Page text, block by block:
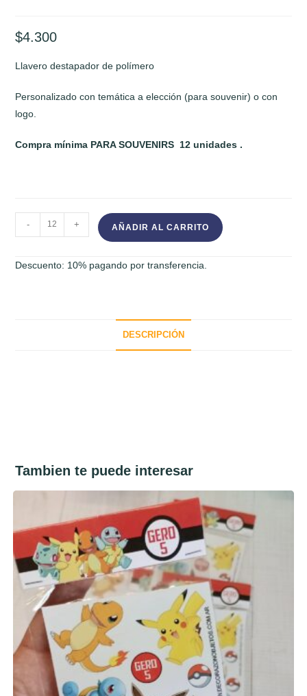
$4.300
Llavero destapador de polímero
Personalizado con temática a elección (para souvenir) o con
logo.
Compra mínima PARA SOUVENIRS 12 unidades .
destapador
- + AÑADIR AL CARRITO
Descuento: 10% pagando por transferencia.
DESCRIPCIÓN
Tambien te puede interesar